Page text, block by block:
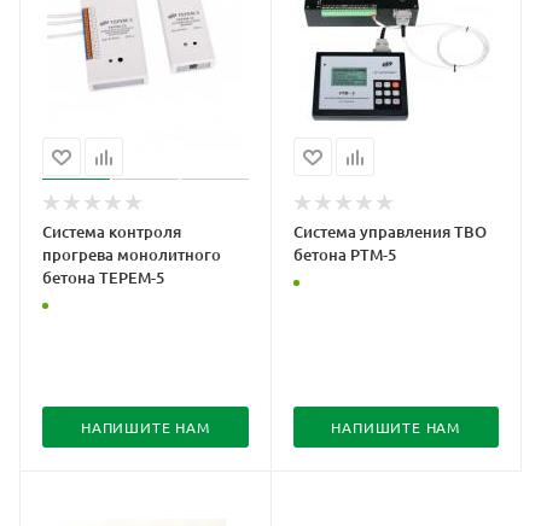
Система контроля
прогрева монолитного
бетона ТЕРЕМ-5
НАПИШИТЕ НАМ
Система управления ТВО
бетона РТМ-5
НАПИШИТЕ НАМ